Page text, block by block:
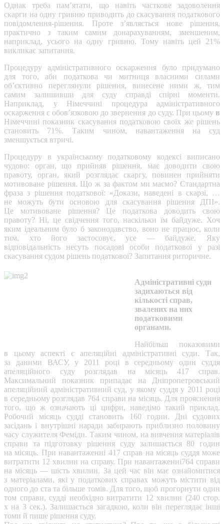
Однак треба пам’ятати, що навіть часткове задоволення
скарги на одну гривню приводить до скасування податкового
повідомлення-рішення. Проте з’являється нове рішення,
практично з таким самим донарахуванням, зменшеним,
наприклад, усього на одну гривню. Тому навіть цей 21%
викликає запитання.
Процедуру адміністративного оскарження було придумано
для того, аби податкова чи митниця власними силами
об’єктивно переглянули рішення, винесене ними ж, тим
самим залишивши для суду справді спірні моменти.
Наприклад, у Німеччині процедура адміністративного
оскарження є обов’язковою до звернення до суду. При цьому в
Німеччині показник скасування податковою своїх же рішень
становить 71%. Таким чином, навантаження на суд
зменшується втричі.
Процедуру в українському податковому кодексі виписано
чудово: орган, що прийняв рішення, має доводити свою
правоту, орган, який розглядає скаргу, повинен прийняти
мотивоване рішення. Що ж за фактом ми маємо? Стандартна
фраза з рішення податкової: «Докази, наведені в скарзі, …
не можуть бути основою для скасування рішення ДПІ».
Це мотивоване рішення? Це податкова доводить свою
правоту? Ні, це свідчення того, наскільки їм байдуже. Хоч
яким ідеальним було б законодавство, воно не працює, коли
тим, хто його застосовує, усе — байдуже. Яку
відповідальність несуть посадові особи податкової у разі
скасування судом рішень податкової? Запитання риторичне.
Адміністративні суди
задихаються від
кількості справ,
звалених на них
податковими
органами.
Найбільш показовими
в цьому аспекті є апеляційні адміністративні суди. Так,
за даними ВАСУ, у 2011 році в середньому один суддя
апеляційного суду розглядав на місяць 417 справ.
Максимальний показник припадає на Дніпропетровський
апеляційний адміністративний суд, у якому суддя у 2011 році
в середньому розглядав 764 справи на місяць. Для прояснення
того, що ж означають ці цифри, наведімо такий приклад.
Робочий місяць судді становить 160 годин. Дні судових
засідань і внутрішні наради забирають приблизно половину
часу служителя Феміди. Таким чином, на вивчення матеріалів
справи та підготовку рішення суду залишається 80 годин
на місяць. При навантаженні 417 справ на місяць суддя може
витратити 12 хвилин на справу. При навантаженні764 справи
на місяць — шість хвилин. За цей час він має ознайомитися
з матеріалами, які у податкових справах можуть містити від
одного до ста та більше томів. Для того, щоб прогорнути один
том справи, судді необхідно витратити 12 хвилин (240 стор.
х на 3 сек.). Залишається загадкою, коли він переглядає інші
томи й пише рішення суду.